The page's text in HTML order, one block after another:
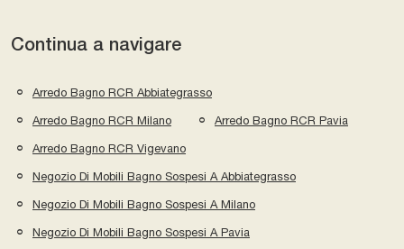
Continua a navigare
Arredo Bagno RCR Abbiategrasso
Arredo Bagno RCR Milano Arredo Bagno RCR Pavia
Arredo Bagno RCR Vigevano
Negozio Di Mobili Bagno Sospesi A Abbiategrasso
Negozio Di Mobili Bagno Sospesi A Milano
Negozio Di Mobili Bagno Sospesi A Pavia